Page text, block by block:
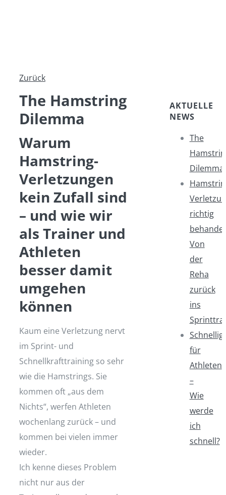
Zurück
The Hamstring
Dilemma
Warum
Hamstring-
Verletzungen
kein Zufall sind
– und wie wir
als Trainer und
Athleten
besser damit
umgehen
können
Kaum eine Verletzung nervt
im Sprint- und
Schnellkrafttraining so sehr
wie die Hamstrings. Sie
kommen oft „aus dem
Nichts“, werfen Athleten
wochenlang zurück – und
kommen bei vielen immer
wieder.
Ich kenne dieses Problem
nicht nur aus der
AKTUELLE
NEWS
The
Dilemma
richtig
Von
der
Reha
zurück
ins
für
Athleten
–
Wie
werde
ich
schnell?